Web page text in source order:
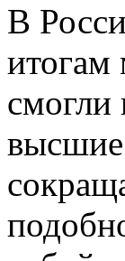
В
итогам
смогли
высшие